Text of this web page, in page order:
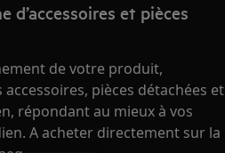
d’accessoires et pièces
de votre produit,
pièces détachées et
répondant au mieux à vos
A acheter directement sur la